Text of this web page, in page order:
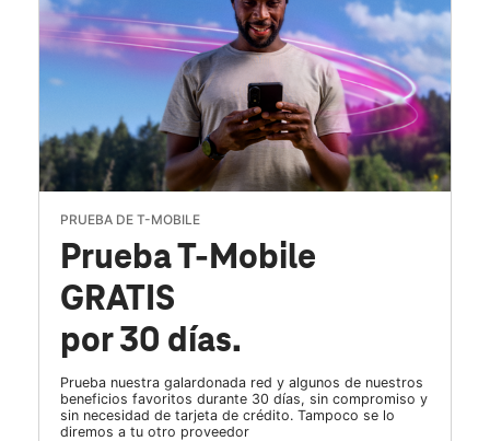
PRUEBA DE T-MOBILE
Prueba T-Mobile
GRATIS
por 30 días.
Prueba nuestra galardonada red y algunos de nuestros
beneficios favoritos durante 30 días, sin compromiso y
sin necesidad de tarjeta de crédito. Tampoco se lo
diremos a tu otro proveedor